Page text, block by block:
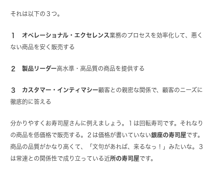
それは以下の３つ。
１ オペレーショナル・エクセレンス業務のプロセスを効率化して、悪く
ない商品を安く販売する
２ 製品リーダー高水準・高品質の商品を提供する
３ カスタマー・インティマシー顧客との親密な関係で、顧客のニーズに
徹底的に答える
分かりやすくお寿司屋さんに例えましょう。１は回転寿司です。それなり
の商品を低価格で販売する。２は価格が書いていない銀座の寿司屋です。
商品の品質がかなり高くて、「文句があれば、来るなっ！」みたいな。３
は常連との関係性で成り立っている近所の寿司屋です。